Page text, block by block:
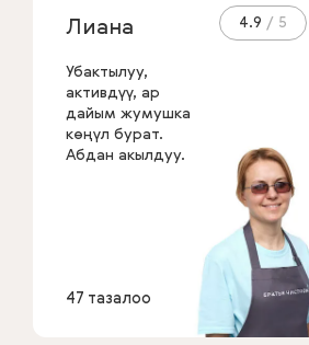
Лиана 4.9
Убактылуу,
активдүү, ар
дайым жумушка
көңүл бурат.
Абдан акылдуу.
47 тазалоо